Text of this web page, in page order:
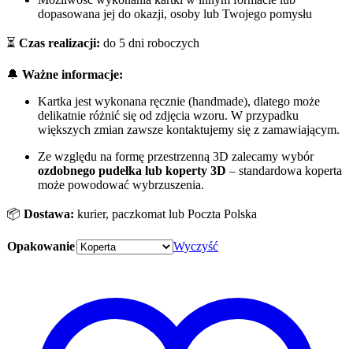
dopasowana jej do okazji, osoby lub Twojego pomysłu
⏳ Czas realizacji: do 5 dni roboczych
🔔 Ważne informacje:
Kartka jest wykonana ręcznie (handmade), dlatego może
delikatnie różnić się od zdjęcia wzoru. W przypadku
większych zmian zawsze kontaktujemy się z zamawiającym.
Ze względu na formę przestrzenną 3D zalecamy wybór
ozdobnego pudełka lub koperty 3D – standardowa koperta
może powodować wybrzuszenia.
📦 Dostawa: kurier, paczkomat lub Poczta Polska
Opakowanie Wyczyść